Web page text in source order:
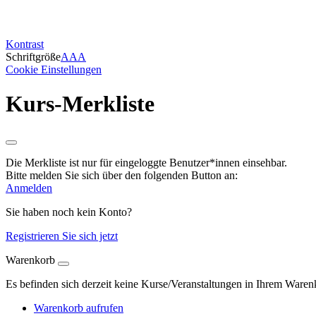
Kontrast
SchriftgrößeAAA
Cookie Einstellungen
Kurs-Merkliste
Die Merkliste ist nur für eingeloggte Benutzer*innen einsehbar.
Bitte melden Sie sich über den folgenden Button an:
Anmelden
Sie haben noch kein Konto?
Registrieren Sie sich jetzt
Warenkorb
Es befinden sich derzeit keine Kurse/Veranstaltungen in Ihrem
Warenkorb aufrufen